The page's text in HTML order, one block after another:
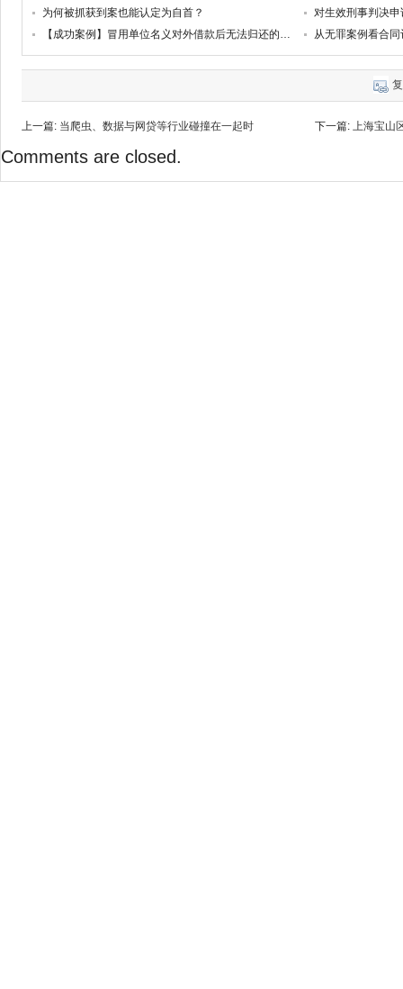
为何被抓获到案也能认定为自首？
对生效刑事判决
【成功案例】冒用单位名义对外借款后无法归还的行为性质认定——崔某挪用资金案
从无罪案例看合
上一篇: 当爬虫、数据与网贷等行业碰撞在一起时 下一篇: 上海宝山
Comments are closed.